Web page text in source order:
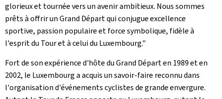
glorieux et tournée vers un avenir ambitieux. Nous sommes
prêts à offrir un Grand Départ qui conjugue excellence
sportive, passion populaire et force symbolique, fidèle à
l'esprit du Tour et à celui du Luxembourg."
Fort de son expérience d'hôte du Grand Départ en 1989 et en
2002, le Luxembourg a acquis un savoir-faire reconnu dans
l'organisation d'événements cyclistes de grande envergure.